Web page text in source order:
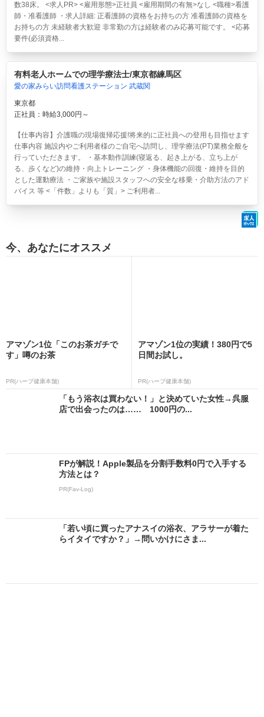
数38床。 <求人PR> <雇用形態>正社員 <雇用期間の有無>なし <職種>看護
師・准看護師 ・求人詳細: 正看護師の資格をお持ちの方 准看護師の資格を
お持ちの方 未経験者大歓迎 非常勤の方は経験者のみ応募可能です。 <応募
要件(必須資格...
有料老人ホームでの理学療法士/東京都練馬区
愛の家みらい訪問看護ステーション 武蔵関
東京都
正社員：時給3,000円～
【仕事内容】介護職の現場復帰応援!将来的に正社員への登用も目指せます
仕事内容 施設内やご利用者様のご自宅へ訪問し、理学療法(PT)業務全般を
行っていただきます。 ・基本動作訓練(寝返る、起き上がる、立ち上が
る、歩くなど)の維持・向上トレーニング ・身体機能の回復・維持を目的
とした運動療法 ・ご家族や施設スタッフへの安全な移乗・介助方法のアド
バイス 等 <「件数」よりも「質」> ご利用者...
今、あなたにオススメ
アマゾン1位「このお茶ガチで
す」噂のお茶
PR(ハーブ健康本舗)
アマゾン1位の実績！380円で5
日間お試し。
PR(ハーブ健康本舗)
「もう浴衣は買わない！」と決めていた女性→呉服
店で出会ったのは…… 1000円の...
FPが解説！Apple製品を分割手数料0円で入手する
方法とは？
PR(Fav-Log)
「若い頃に買ったアナスイの浴衣、アラサーが着た
らイタイですか？」→問いかけにさま...